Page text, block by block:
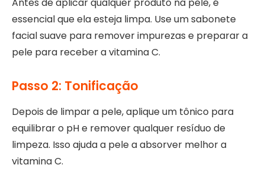
essencial que ela esteja limpa. Use um sabonete
facial suave para remover impurezas e preparar a
pele para receber a vitamina C.
Passo 2: Tonificação
Depois de limpar a pele, aplique um tônico para
equilibrar o pH e remover qualquer resíduo de
limpeza. Isso ajuda a pele a absorver melhor a
vitamina C.